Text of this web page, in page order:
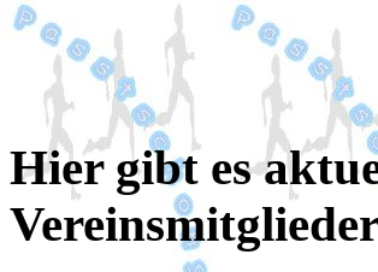
Hier gibt es